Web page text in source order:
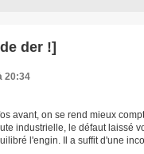
der !]
20:34
avant, on se rend mieux
industrielle, le défaut laissé
l'engin. Il a suffit d'une